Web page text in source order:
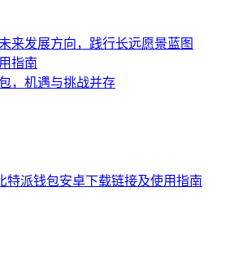
来发展方向，践行长远愿景蓝图
指南
，机遇与挑战并存
特派钱包安卓下载链接及使用指南